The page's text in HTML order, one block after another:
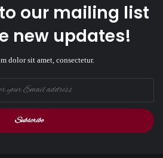
our mailing list
new updates!
dolor sit amet, consectetur.